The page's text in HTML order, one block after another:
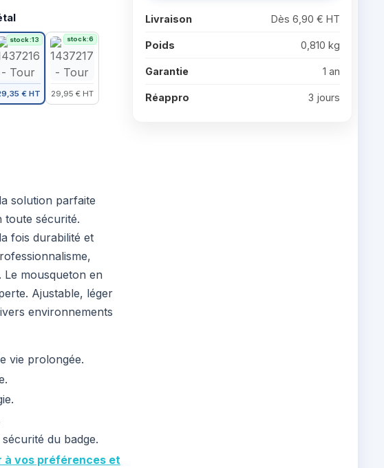
Livraison Dès 6,90 € HT
Poids 0,810 kg
Garantie 1 an
Réappro 3 jours
stock:13
€ HT
stock:6
29,95 € HT
solution parfaite
toute sécurité.
fois durabilité et
mousqueton en
Ajustable, léger
environnements
vie prolongée.
du badge.
à vos préférences et